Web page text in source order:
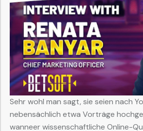
Sehr wohl man sagt, sie seien nach
nebensächlich etwa Vorträge
wanneer wissenschaftliche Online-